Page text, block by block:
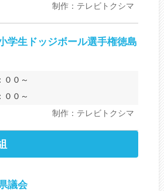
制作：テレビトクシマ
学生ドッジボール選手権徳島
００～
００～
制作：テレビトクシマ
議会